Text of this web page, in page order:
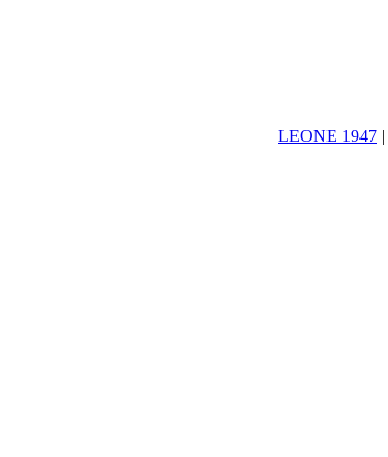
LEONE 1947 |